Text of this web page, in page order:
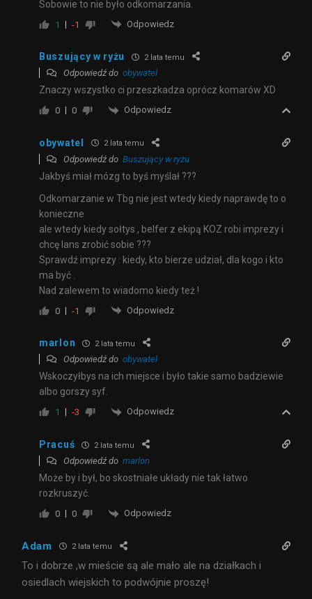
Sobowie to nie było odkomarzania.
1 -1 Odpowiedz
Buszujący w ryżu 2 lata temu
Odpowiedź do obywatel
Znaczy wszystko ci przeszkadza oprócz komarów XD
0 0 Odpowiedz
obywatel 2 lata temu
Odpowiedź do Buszujący w ryżu
Jakbyś miał mózg to byś myślał ???
Odkomarzanie w Tbg nie jest wtedy kiedy naprawdę to o
konieczne
ale wtedy kiedy sołtys , belfer z ekipą KOZ robi imprezy i
chcę lans zrobić sobie ???
Sprawdź imprezy : kiedy, kto bierze udział, dla kogo i kto
ma być .
Nad zalewem to wiadomo kiedy też !
0 -1 Odpowiedz
marlon 2 lata temu
Odpowiedź do obywatel
Wskoczyłbys na ich miejsce i było takie samo badziewie
albo gorszy syf.
1 -3 Odpowiedz
Pracuś 2 lata temu
Odpowiedź do marlon
Może by i był, bo skostniałe układy nie tak łatwo
rozkruszyć.
0 0 Odpowiedz
Adam 2 lata temu
To i dobrze ,w mieście są ale mało ale na działkach i
osiedlach wiejskich to podwójnie proszę!